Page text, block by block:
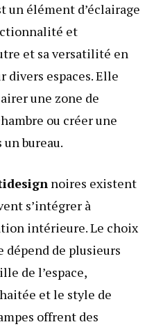
un élément d’éclairage
et
et sa versatilité en
divers espaces. Elle
une zone de
ou créer une
bureau.
noires existent
s’intégrer à
intérieure. Le choix
dépend de plusieurs
de l’espace,
et le style de
offrent des